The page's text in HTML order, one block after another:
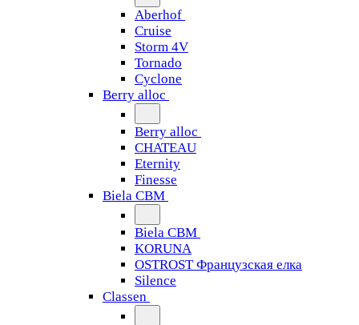
Aberhof
Cruise
Storm 4V
Tornado
Сyclone
Berry alloc
Berry alloc
CHATEAU
Eternity
Finesse
Biela CBM
Biela CBM
KORUNA
OSTROST Французская елка
Silence
Classen